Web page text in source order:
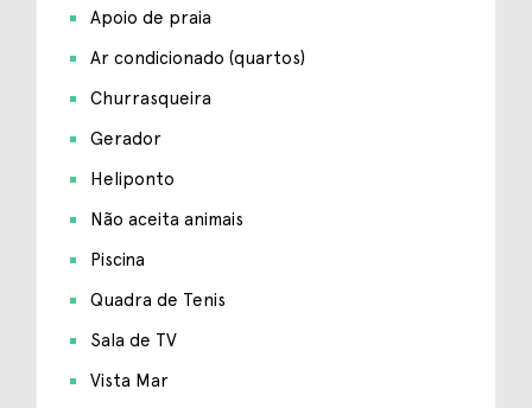
Apoio de praia
Ar condicionado (quartos)
Churrasqueira
Gerador
Heliponto
Não aceita animais
Piscina
Quadra de Tenis
Sala de TV
Vista Mar